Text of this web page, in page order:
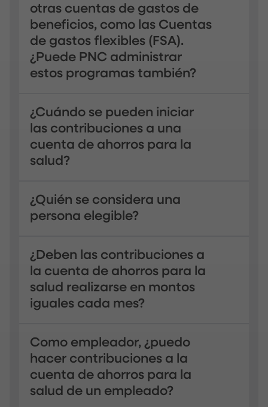
otras cuentas de gastos de
beneficios, como las Cuentas
de gastos flexibles (FSA).
¿Puede PNC administrar
estos programas también?
¿Cuándo se pueden iniciar
las contribuciones a una
cuenta de ahorros para la
salud?
¿Quién se considera una
persona elegible?
¿Deben las contribuciones a
la cuenta de ahorros para la
salud realizarse en montos
iguales cada mes?
Como empleador, ¿puedo
hacer contribuciones a la
cuenta de ahorros para la
salud de un empleado?